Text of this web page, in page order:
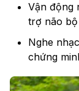
Vận động
trợ não
Nghe
chứng